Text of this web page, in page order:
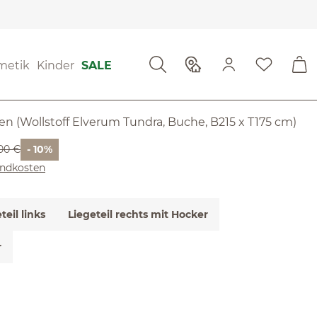
Kinder SALE
(Wollstoff Elverum Tundra, Buche, B215 x T175 cm)
Preis:
€ - 10%
links Liegeteil rechts mit Hocker